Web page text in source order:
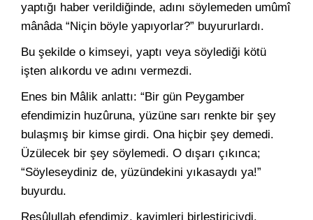
yaptığı haber verildiğinde, adını söylemeden umûmî
mânâda “Niçin böyle yapıyorlar?” buyururlardı.
Bu şekilde o kimseyi, yaptı veya söylediği kötü
işten alıkordu ve adını vermezdi.
Enes bin Mâlik anlattı: “Bir gün Peygamber
efendimizin huzûruna, yüzüne sarı renkte bir şey
bulaşmış bir kimse girdi. Ona hiçbir şey demedi.
Üzülecek bir şey söylemedi. O dışarı çıkınca;
“Söyleseydiniz de, yüzündekini yıkasaydı ya!”
buyurdu.
Resûlullah efendimiz, kavimleri birleştiriciydi.